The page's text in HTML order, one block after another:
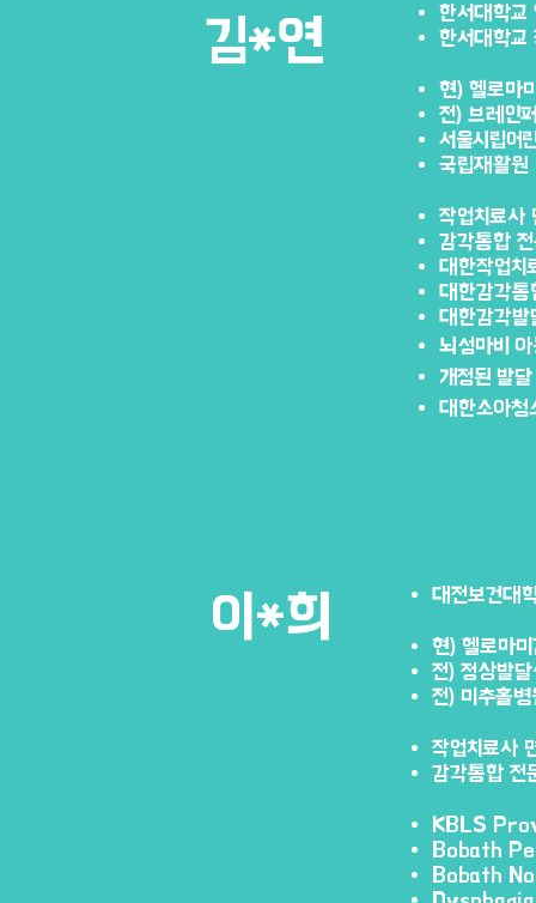
​김*연
한서대학교
한서대학교
현) 헬로마
전) 브레인
서울시립어
국립재활원
작업치료사
감각통합
대한작업치
대한감각
대한감각
뇌성마비
개정된 발
대한소아
​이*희 대전보건대
현) 헬로마
전) 정상발
전) 미추홀병
작업치료사
감각통합 전
KBLS
Bobath
Bobath